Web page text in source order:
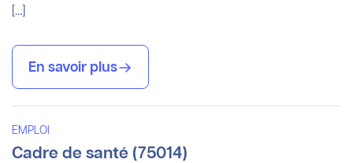
[…]
En savoir plus
EMPLOI
Cadre de santé (75014)